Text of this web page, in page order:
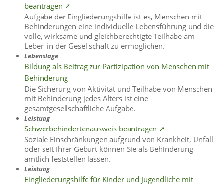
beantragen ➚
Aufgabe der Eingliederungshilfe ist es, Menschen mit
Behinderungen eine individuelle Lebensführung und die
volle, wirksame und gleichberechtigte Teilhabe am
Leben in der Gesellschaft zu ermöglichen.
Lebenslage
Bildung als Beitrag zur Partizipation von Menschen mit
Behinderung
Die Sicherung von Aktivität und Teilhabe von Menschen
mit Behinderung jedes Alters ist eine
gesamtgesellschaftliche Aufgabe.
Leistung
Schwerbehindertenausweis beantragen ➚
Soziale Einschränkungen aufgrund von Krankheit, Unfall
oder seit Ihrer Geburt können Sie als Behinderung
amtlich feststellen lassen.
Leistung
Eingliederungshilfe für Kinder und Jugendliche mit